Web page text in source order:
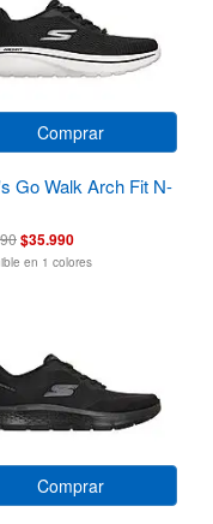
Comprar
Go Walk Arch Fit N-
$35.990
en 1 colores
Comprar